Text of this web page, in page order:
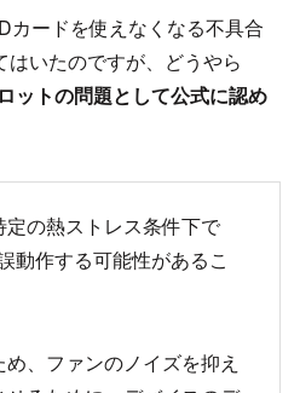
カードを使えなくなる不具合
いたのですが、どうやら
ットの問題として公式に認め
の熱ストレス条件下で
動作する可能性があるこ
、ファンのノイズを抑え